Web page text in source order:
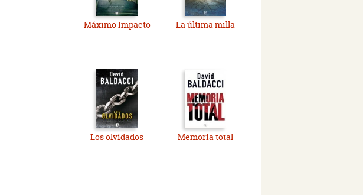
Máximo Impacto La última milla
Los olvidados Memoria total